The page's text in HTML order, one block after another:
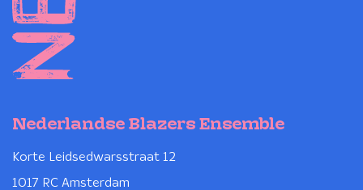
Nederlandse Blazers Ensemble
Korte Leidsedwarsstraat 12
1017 RC Amsterdam